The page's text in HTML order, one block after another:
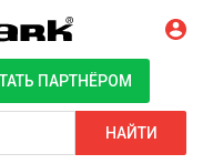
ПАРТНЁРОМ
НАЙТИ